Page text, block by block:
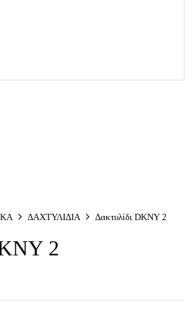
ΔΑΧΤΥΛΙΔΙΑ Δακτυλίδι DKNY 2
2